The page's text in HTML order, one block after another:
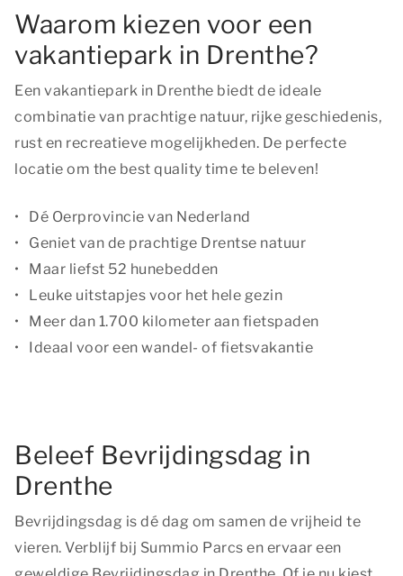
Waarom kiezen voor een
vakantiepark in Drenthe?
Een vakantiepark in Drenthe biedt de ideale
combinatie van prachtige natuur, rijke geschiedenis,
rust en recreatieve mogelijkheden. De perfecte
locatie om the best quality time te beleven!
Dé Oerprovincie van Nederland
Geniet van de prachtige Drentse natuur
Maar liefst 52 hunebedden
Leuke uitstapjes voor het hele gezin
Meer dan 1.700 kilometer aan fietspaden
Ideaal voor een wandel- of fietsvakantie
Beleef Bevrijdingsdag in
Drenthe
Bevrijdingsdag is dé dag om samen de vrijheid te
vieren. Verblijf bij Summio Parcs en ervaar een